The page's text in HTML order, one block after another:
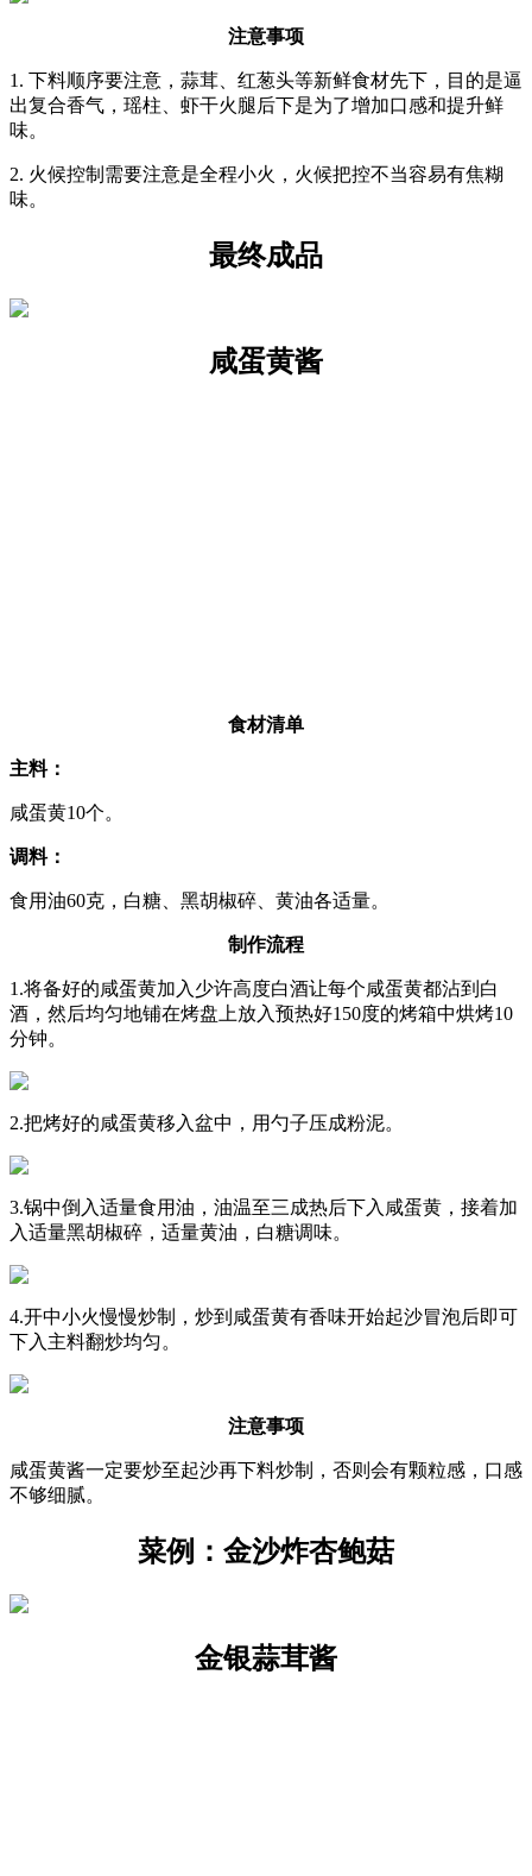
注意事项
1. 下料顺序要注意，蒜茸、红葱头等新鲜食材先下，目的是逼
出复合香气，瑶柱、虾干火腿后下是为了增加口感和提升鲜
味。
2. 火候控制需要注意是全程小火，火候把控不当容易有焦糊
味。
最终成品
咸蛋黄酱
食材清单
主料：
咸蛋黄10个。
调料：
食用油60克，白糖、黑胡椒碎、黄油各适量。
制作流程
1.将备好的咸蛋黄加入少许高度白酒让每个咸蛋黄都沾到白
酒，然后均匀地铺在烤盘上放入预热好150度的烤箱中烘烤10
分钟。
2.把烤好的咸蛋黄移入盆中，用勺子压成粉泥。
3.锅中倒入适量食用油，油温至三成热后下入咸蛋黄，接着加
入适量黑胡椒碎，适量黄油，白糖调味。
4.开中小火慢慢炒制，炒到咸蛋黄有香味开始起沙冒泡后即可
下入主料翻炒均匀。
注意事项
咸蛋黄酱一定要炒至起沙再下料炒制，否则会有颗粒感，口感
不够细腻。
菜例：金沙炸杏鲍菇
金银蒜茸酱